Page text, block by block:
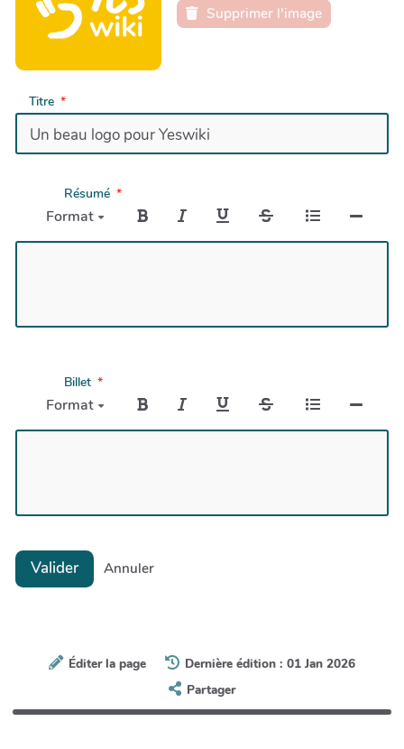
Supprimer l'image
Titre
Résumé
Format
Billet
Format
Valider Annuler
Éditer la page
Dernière édition : 01 Jan 2026
Partager